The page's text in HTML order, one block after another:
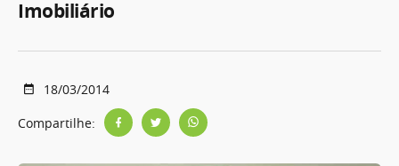
Imobiliário
18/03/2014
Compartilhe: